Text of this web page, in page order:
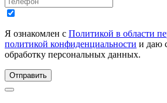
Я ознакомлен с Политикой в области
политикой конфиденциальности и даю
обработку персональных данных.
Отправить